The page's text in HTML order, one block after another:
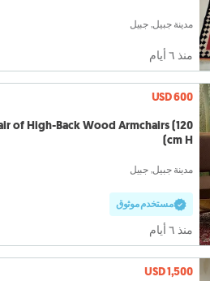
مدينة جبيل, جبيل
منذ ٦ أيام
USD 600
of High-Back Wood Armchairs (120
cm H)
مدينة جبيل, جبيل
مستخدم موثوق
منذ ٦ أيام
USD 1,500